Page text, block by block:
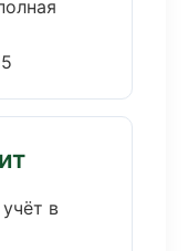
в